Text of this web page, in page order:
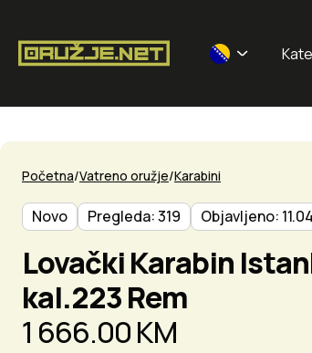
Selected
Početna Vatreno oružje Karabini
Novo Pregleda: 319 Objavljeno:
Lovački Karabin
kal.223 Rem
1 666.00 KM